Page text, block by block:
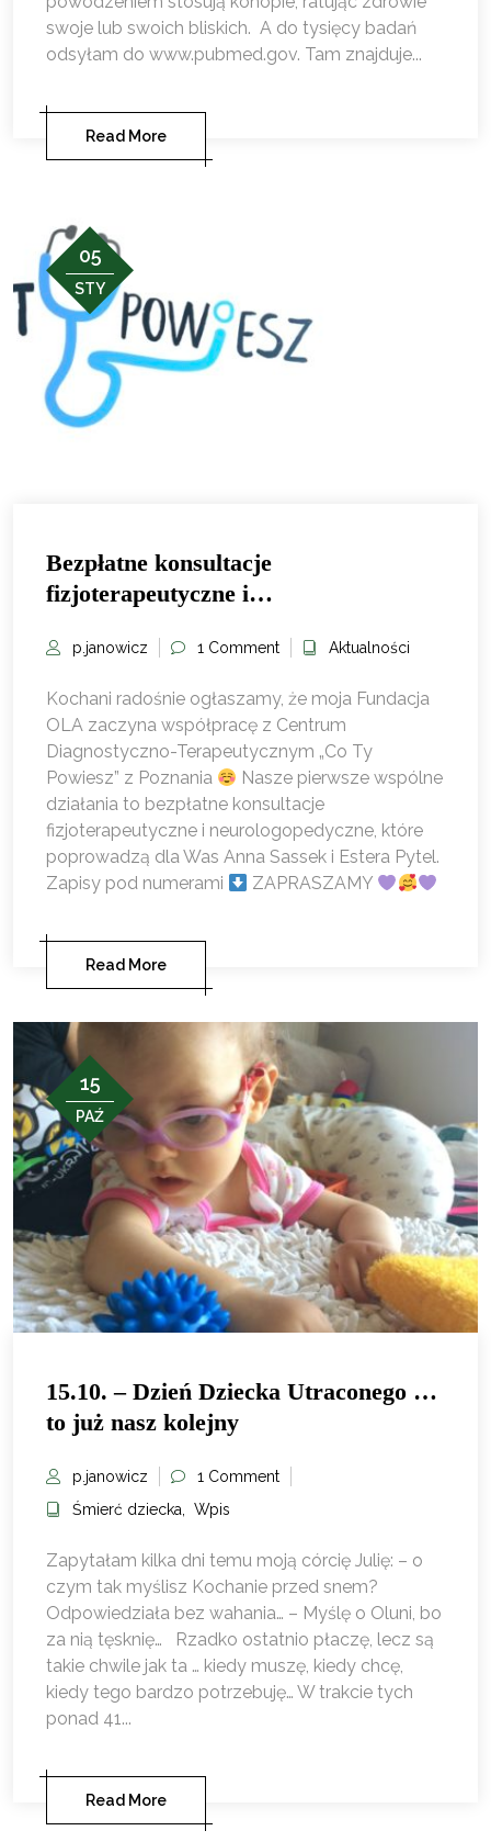
swoje lub swoich bliskich. A do tysięcy badań
odsyłam do www.pubmed.gov. Tam znajduje...
Read More
05
STY
Bezpłatne konsultacje
fizjoterapeutyczne i
p.janowicz 1 Comment Aktualności
Kochani radośnie ogłaszamy, że moja Fundacja
OLA zaczyna współpracę z Centrum
Diagnostyczno-Terapeutycznym „Co Ty
Powiesz” z Poznania
Nasze pierwsze wspólne
działania to bezpłatne konsultacje
fizjoterapeutyczne i neurologopedyczne, które
poprowadzą dla Was Anna Sassek i Estera Pytel.
Zapisy pod numerami
ZAPRASZAMY
Read More
15
PAŹ
15.10. – Dzień Dziecka Utraconego …
to już nasz kolejny
p.janowicz
1 Comment
Śmierć dziecka
Wpis
Zapytałam kilka dni temu moją córcię Julię: – o
czym tak myślisz Kochanie przed snem?
Odpowiedziała bez wahania… – Myślę o Oluni, bo
za nią tęsknię… Rzadko ostatnio płaczę, lecz są
takie chwile jak ta … kiedy muszę, kiedy chcę,
kiedy tego bardzo potrzebuję… W trakcie tych
ponad 41...
Read More